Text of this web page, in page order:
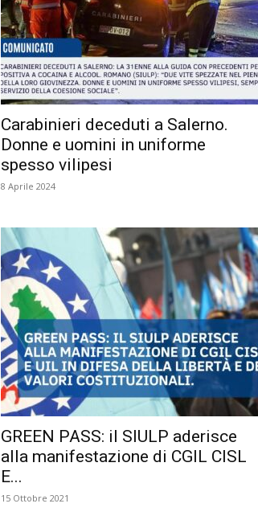
Carabinieri deceduti a Salerno.
Donne e uomini in uniforme
spesso vilipesi
8 Aprile 2024
GREEN PASS: il SIULP aderisce
alla manifestazione di CGIL CISL
E...
15 Ottobre 2021